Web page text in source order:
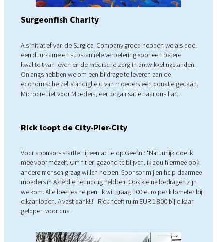
Surgeonfish Charity
Als initiatief van de Surgical Company groep hebben we als doel
een duurzame en substantiële verbetering voor een betere
kwaliteit van leven en de medische zorg in ontwikkelingslanden.
Onlangs hebben we om een bijdrage te leveren aan de
economische zelfstandigheid van moeders een donatie gedaan.
Microcrediet voor Moeders, een organisatie naar ons hart.
Rick loopt de City-Pier-City
Voor sponsors startte hij een actie op Geef.nl: ‘Natuurlijk doe ik
mee voor mezelf. Om fit en gezond te blijven. Ik zou hiermee ook
andere mensen graag willen helpen. Sponsor mij en help daarmee
moeders in Azië die het nodig hebben! Ook kleine bedragen zijn
welkom. Alle beetjes helpen. Ik wil graag 100 euro per kilometer bij
elkaar lopen. Alvast dank!!!’ Rick heeft ruim EUR 1.800 bij elkaar
gelopen voor ons.